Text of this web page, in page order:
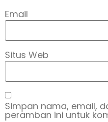
Email
Situs Web
Simpan nama, email,
peramban ini untuk